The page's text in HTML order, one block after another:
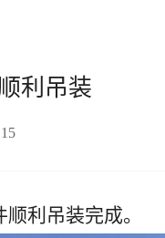
利吊装
利吊装完成。